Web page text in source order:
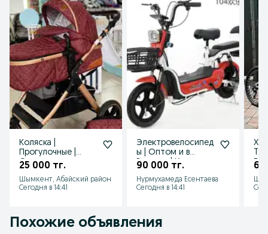
Коляска |
Прогулочные |
Оптом и в розницу
25 000 тг.
Шымкент, Абайский район
Сегодня в 14:41
Электровелосипед
ы | Оптом и в
Розницу | Хит
90 000 тг.
Нурмухамеда Есентаева
Сегодня в 14:41
60
Похожие объявления